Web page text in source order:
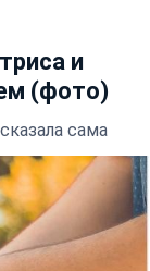
и
(фото)
сама